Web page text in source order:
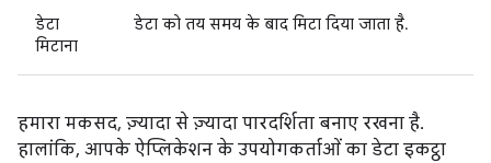
डेटा
मिटाना
डेटा को तय समय के बाद मिटा दिया जाता है.
हमारा मकसद, ज़्यादा से ज़्यादा पारदर्शिता बनाए रखना है.
हालांकि, आपके ऐप्लिकेशन के उपयोगकर्ताओं का डेटा इकट्ठा